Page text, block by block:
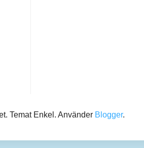
Temat Enkel. Använder Blogger.